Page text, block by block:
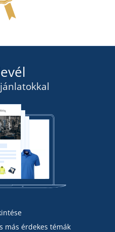
más érdekes témák